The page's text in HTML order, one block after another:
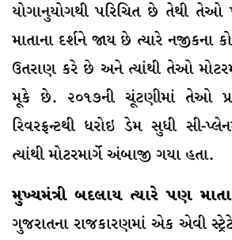
યોગાનુયોગથી પરિચિત છે તેથી
માતાના દર્શને જાય છે ત્યારે નજીકના
ઉતરાણ કરે છે અને ત્યાંથી તેઓ
મૂકે છે. ૨૦૧૭ની ચૂંટણીમાં તેઓ
રિવરફ્રન્ટથી ધરોઇ ડેમ સુધી સી-
ત્યાંથી મોટરમાર્ગે અંબાજી ગયા હતા.
મુખ્યમંત્રી બદલાય ત્યારે પણ
ગુજરાતના રાજકારણમાં એક એવી